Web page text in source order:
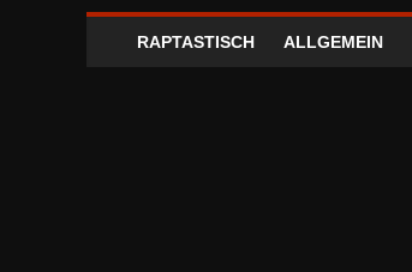
RAPTASTISCH ALLGEMEIN